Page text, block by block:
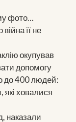
фото…
її не
окупував
допомогу
до 400 людей:
які ховалися
наказали